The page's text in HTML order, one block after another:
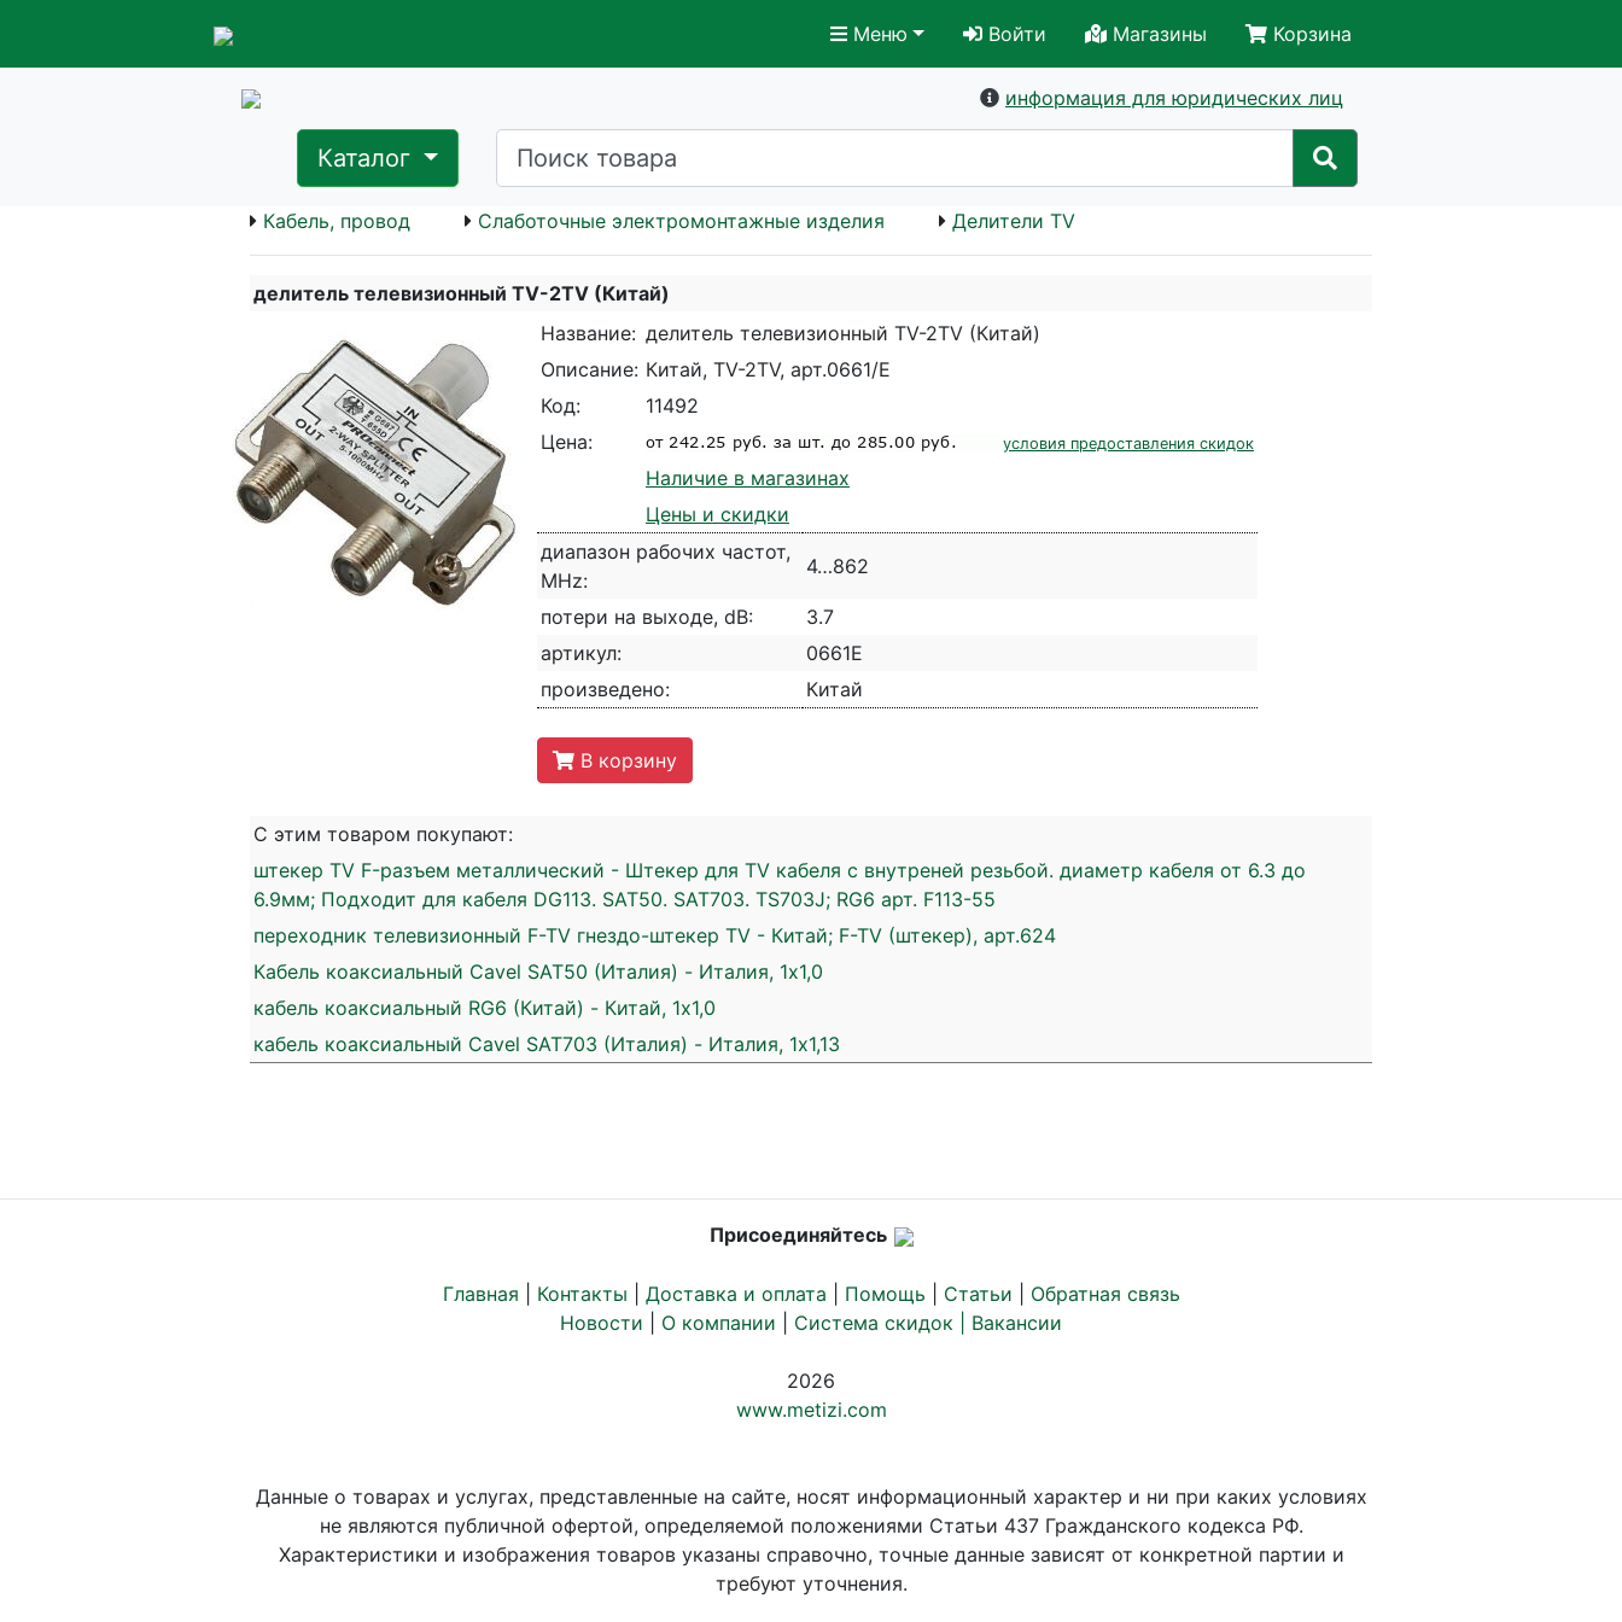
Меню Войти Магазины Корзина
информация для юридических лиц
Каталог
Кабель, провод Слаботочные электромонтажные изделия Делители TV
делитель телевизионный TV-2TV (Китай)
Название: делитель телевизионный TV-2TV (Китай)
Описание: Китай, TV-2TV, арт.0661/Е
Код:
11492
Цена:
условия предоставления скидок
Наличие в магазинах
Цены и скидки
диапазон рабочих частот,
MHz:
4…862
потери на выходе, dB:
3.7
артикул:
0661Е
произведено:
Китай
В корзину
С этим товаром покупают:
штекер TV F-разъем металлический - Штекер для TV кабеля с внутреней резьбой. диаметр кабеля от 6.3 до
6.9мм; Подходит для кабеля DG113. SAT50. SAT703. TS703J; RG6 арт. F113-55
переходник телевизионный F-TV гнездо-штекер TV - Китай; F-TV (штекер), арт.624
Кабель коаксиальный Cavel SAT50 (Италия) - Италия, 1х1,0
кабель коаксиальный RG6 (Китай) - Китай, 1х1,0
кабель коаксиальный Cavel SAT703 (Италия) - Италия, 1х1,13
Присоединяйтесь
Главная Контакты Доставка и оплата Помощь Статьи
Обратная связь
Новости
О компании Система скидок | Вакансии
2026
www.metizi.com
Данные о товарах и услугах, представленные на сайте, носят информационный характер и ни при каких условиях
не являются публичной офертой, определяемой положениями Статьи 437 Гражданского кодекса РФ.
Характеристики и изображения товаров указаны справочно, точные данные зависят от конкретной партии и
требуют уточнения.